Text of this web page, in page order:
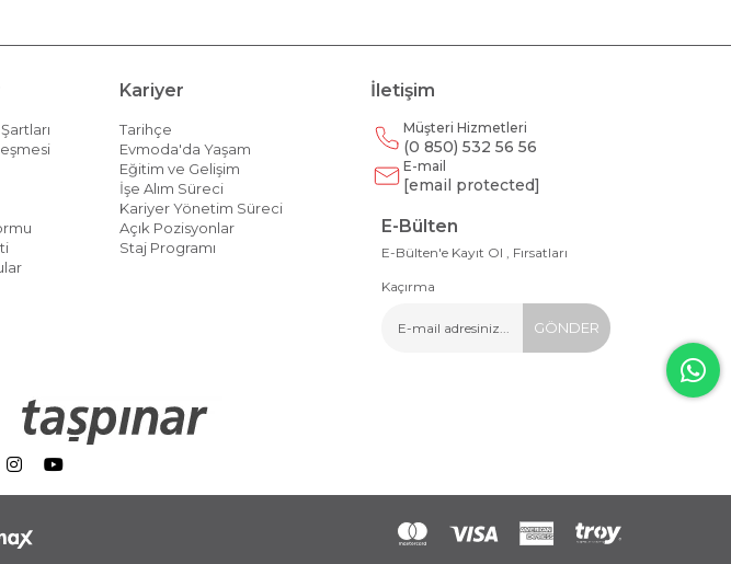
Kariyer
Tarihçe
Evmoda'da Yaşam
Eğitim ve Gelişim
İşe Alım Süreci
Kariyer Yönetim Süreci
Açık Pozisyonlar
Staj Programı
İletişim
Müşteri Hizmetleri
(0 850) 532 56 56
E-mail
[email protected]
E-Bülten
E-Bülten'e Kayıt Ol , Fırsatları
Kaçırma
GÖNDER